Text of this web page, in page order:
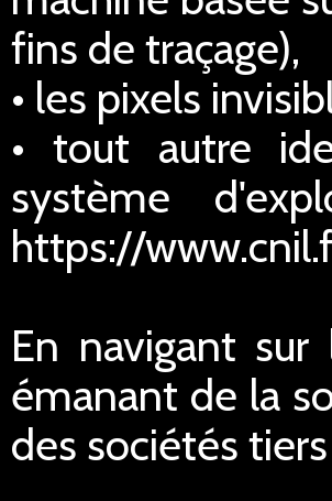
fins de traçage),
• les pixels
• tout autre
système
https://
En navigant
émanant de la
des sociétés